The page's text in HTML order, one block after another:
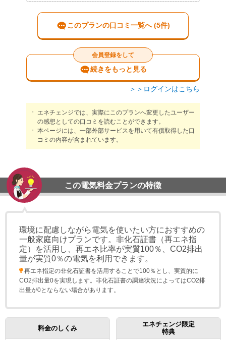
このプランの口コミ一覧へ (5件)
会員登録をして
続きをもっと見る
＞＞ログインはこちら
エネチェンジでは、実際にこのプランへ変更したユーザー
の感想としての口コミを読むことができます。
本ページには、一部外部サービスを用いて有償取得した口
コミの内容が含まれています。
この電気料金プランの特徴
環境に配慮しながら電気を使いたい方におすすめの
一般家庭向けプランです。非化石証書（再エネ指
定）を活用し、再エネ比率が実質100％、CO2排出
量が実質0％の電気を利用できます。
再エネ指定の非化石証書を活用することで100％とし、実質的に
CO2排出量0を実現します。非化石証書の調達状況によってはCO2排
出量が0とならない場合があります。
料金のしくみ
エネチェンジ限定
特典